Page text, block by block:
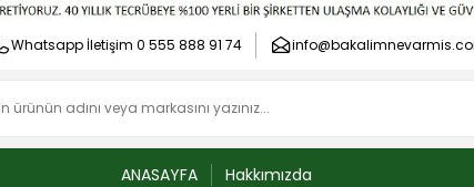
Whatsapp İletişim 0 555 888 91 74
ANASAYFA Hakkımızda